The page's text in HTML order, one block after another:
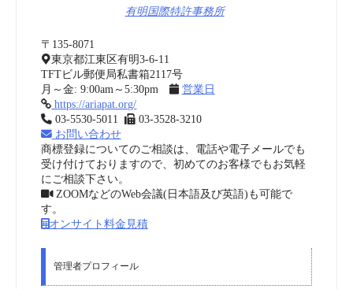
有明国際特許事務所
〒135-8071
東京都江東区有明3-6-11
TFTビル郵便局私書箱2117号
月～金: 9:00am～5:30pm
営業日
https://ariapat.org/
03-5530-5011
03-3528-3210
お問い合わせ
商標登録についてのご相談は、電話や電子メールでも
受け付けておりますので、初めてのお客様でもお気軽
にご相談下さい。
ZOOMなどのWeb会議(日本語及び英語)も可能で
す。
オンサイト料金見積
管理者プロフィール